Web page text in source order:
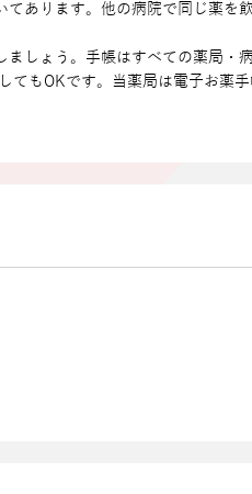
あります。他の病院で同じ薬を
しょう。⼿帳はすべての薬局・
てもOKです。当薬局は電⼦お薬